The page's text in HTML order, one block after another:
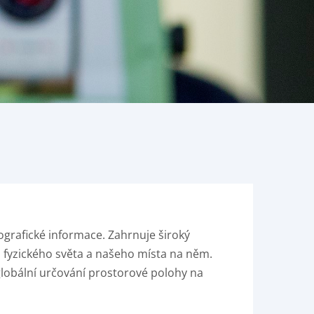
informace. Zahrnuje široký
světa a našeho místa na něm.
určování prostorové polohy na